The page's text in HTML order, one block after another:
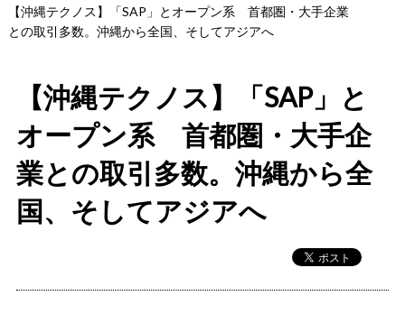
【沖縄テクノス】「SAP」とオープン系 首都圏・大手企業
との取引多数。沖縄から全国、そしてアジアへ
【沖縄テクノス】「SAP」と
オープン系 首都圏・大手企
業との取引多数。沖縄から全
国、そしてアジアへ